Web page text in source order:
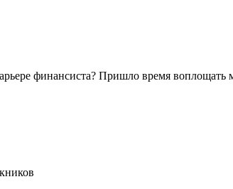
финансиста? Пришло время воплощать